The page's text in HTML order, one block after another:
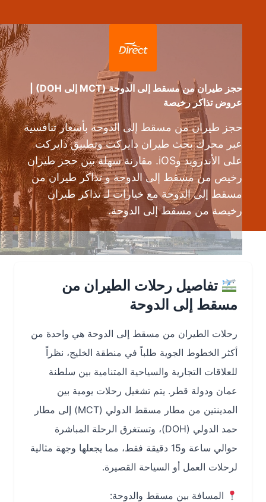
حجز طيران من مسقط إلى الدوحة (MCT إلى DOH) |
عروض تذاكر رخيصة
حجز طيران من مسقط إلى الدوحة بأسعار تنافسية
عبر محرك بحث طيران دايركت وتطبيق دايركت
على الأندرويد وiOS. مقارنة سهلة بين حجز طيران
رخيص من مسقط إلى الدوحة و تذاكر طيران من
مسقط إلى الدوحة مع خيارات لـ تذاكر طيران
رخيصة من مسقط إلى الدوحة.
تفاصيل رحلات الطيران من
مسقط إلى الدوحة
رحلات الطيران من مسقط إلى الدوحة هي واحدة من
أكثر الخطوط الجوية طلباً في منطقة الخليج، نظراً
للعلاقات التجارية والسياحية المتنامية بين سلطنة
عمان ودولة قطر. يتم تشغيل رحلات يومية بين
المدينتين من مطار مسقط الدولي (MCT) إلى مطار
حمد الدولي (DOH)، وتستغرق الرحلة المباشرة
حوالي ساعة و15 دقيقة فقط، مما يجعلها وجهة مثالية
لرحلات العمل أو السياحة القصيرة.
المسافة بين مسقط والدوحة: